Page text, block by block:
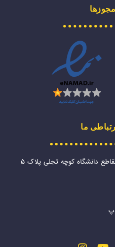
ما
دانشگاه کوچه تجلی پلاک ۵